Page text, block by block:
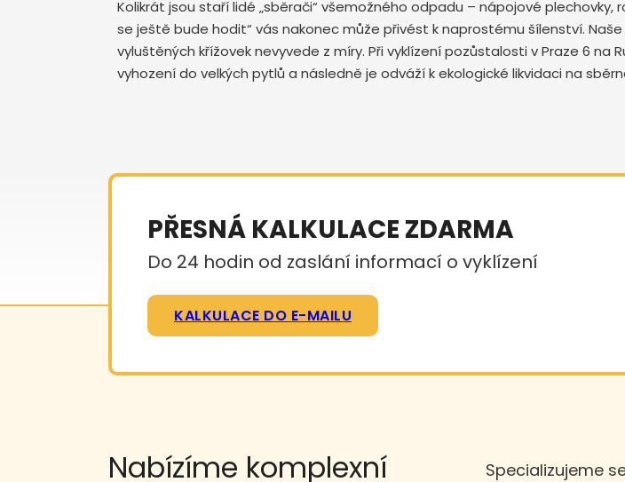
Kolikrát jsou staří lidé „sběrači“ všemožného odpadu – nápojové
se ještě bude hodit“ vás nakonec může přivést k naprostému šílenství.
vyluštěných křížovek nevyvede z míry. Při vyklízení pozůstalosti v Praze 6
vyhození do velkých pytlů a následně je odváží k ekologické likvidaci na
PŘESNÁ KALKULACE ZDARMA
Do 24 hodin od zaslání informací o vyklízení
KALKULACE DO E-MAILU
Nabízíme komplexní Specializujeme